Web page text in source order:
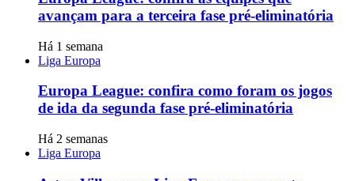
avançam para a terceira fase pré-eliminatória
Há 1 semana
Liga Europa
Europa League: confira como foram os jogos
de ida da segunda fase pré-eliminatória
Há 2 semanas
Liga Europa